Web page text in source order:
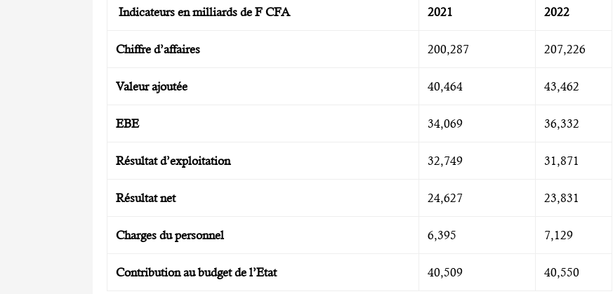
Indicateurs en milliards de F CFA 2021 2022
Chiffre d’affaires 200,287 207,226
Valeur ajoutée 40,464 43,462
EBE 34,069 36,332
Résultat d’exploitation 32,749 31,871
Résultat net 24,627 23,831
Charges du personnel 6,395 7,129
Contribution au budget de l’Etat 40,509 40,550